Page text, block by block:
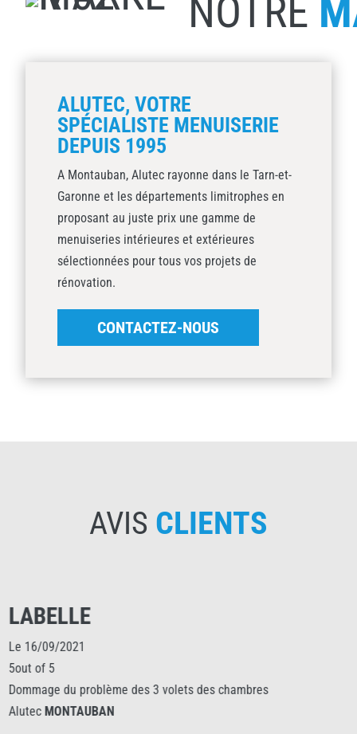
NOTRE
ALUTEC, VOTRE
SPÉCIALISTE MENUISERIE
DEPUIS 1995
A Montauban, Alutec rayonne dans le Tarn-et-
Garonne et les départements limitrophes en
proposant au juste prix une gamme de
menuiseries intérieures et extérieures
sélectionnées pour tous vos projets de
rénovation.
CONTACTEZ-NOUS
AVIS CLIENTS
LABELLE
Le 16/09/2021
5out of 5
Dommage du problème des 3 volets des chambres
Alutec MONTAUBAN